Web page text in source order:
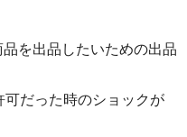
を出品したいための出品
だった時のショックが